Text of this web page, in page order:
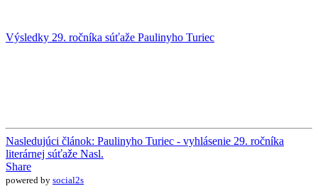
Výsledky 29. ročníka súťaže Paulinyho Turiec
Nasledujúci článok: Paulinyho Turiec - vyhlásenie 29. ročníka
literárnej súťaže Nasl.
Share
powered by social2s